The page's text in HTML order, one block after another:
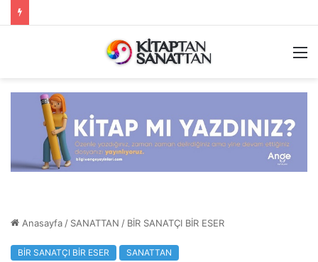
Anasayfa / SANATTAN / BİR SANATÇI BİR ESER
BİR SANATÇI BİR ESER SANATTAN